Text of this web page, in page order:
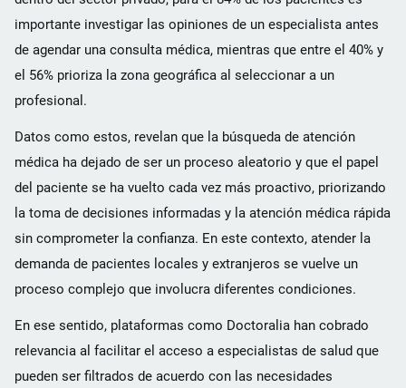
importante investigar las opiniones de un especialista antes
de agendar una consulta médica, mientras que entre el 40% y
el 56% prioriza la zona geográfica al seleccionar a un
profesional.
Datos como estos, revelan que la búsqueda de atención
médica ha dejado de ser un proceso aleatorio y que el papel
del paciente se ha vuelto cada vez más proactivo, priorizando
la toma de decisiones informadas y la atención médica rápida
sin comprometer la confianza. En este contexto, atender la
demanda de pacientes locales y extranjeros se vuelve un
proceso complejo que involucra diferentes condiciones.
En ese sentido, plataformas como Doctoralia han cobrado
relevancia al facilitar el acceso a especialistas de salud que
pueden ser filtrados de acuerdo con las necesidades